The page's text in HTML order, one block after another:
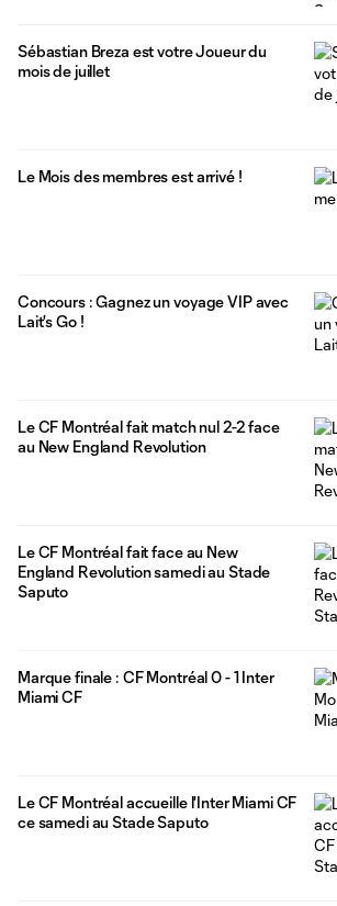
Sébastian Breza est votre Joueur du
mois de juillet
Le Mois des membres est arrivé !
Concours : Gagnez un voyage VIP avec
Lait's Go !
Le CF Montréal fait match nul 2-2 face
au New England Revolution
Le CF Montréal fait face au New
England Revolution samedi au Stade
Saputo
Marque finale : CF Montréal 0 - 1 Inter
Miami CF
Le CF Montréal accueille l'Inter Miami CF
ce samedi au Stade Saputo